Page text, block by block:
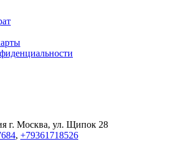
г. Москва, ул. Щипок 28
, +79361718526